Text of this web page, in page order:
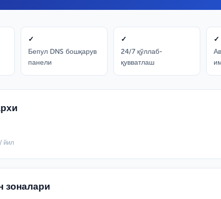
✓
Бепул DNS бошқарув
панели
✓
24/7 қўллаб-
қувватлаш
✓
йил
зоналари